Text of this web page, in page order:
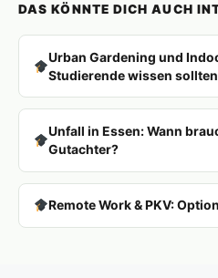
DAS KÖNNTE DICH AUCH
Urban Gardening und
Studierende wissen sollten
Unfall in Essen: Wann
Gutachter?
Remote Work & PKV: